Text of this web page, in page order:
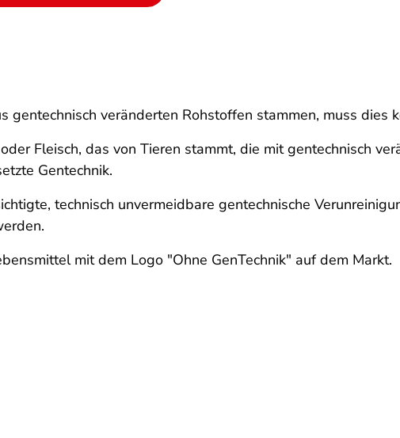
gentechnisch veränderten Rohstoffen stammen, muss dies
Fleisch, das von Tieren stammt, die mit gentechnisch
Gentechnik.
technisch unvermeidbare gentechnische
mit dem Logo "Ohne GenTechnik" auf dem Markt.